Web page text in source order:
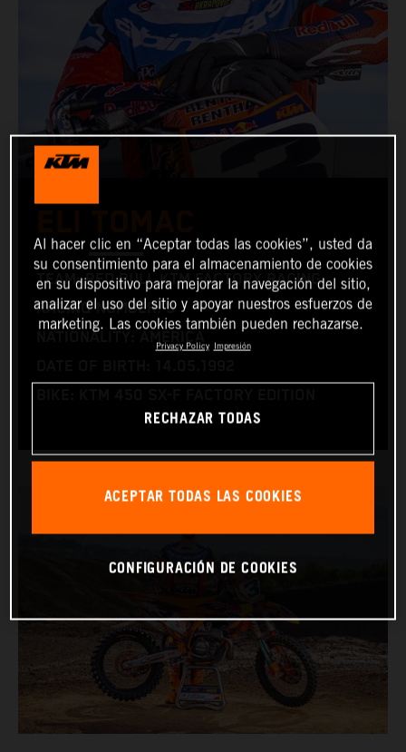
TEAM: RED BULL KTM FACTORY RACING
RACING NUMBER: 3
NATIONALITY: AMERICA
Al hacer clic en “Aceptar todas las cookies”, usted da
su consentimiento para el almacenamiento de cookies
en su dispositivo para mejorar la navegación del sitio,
analizar el uso del sitio y apoyar nuestros esfuerzos de
marketing. Las cookies también pueden rechazarse.
Privacy Policy Impresión
RECHAZAR TODAS
ACEPTAR TODAS LAS COOKIES
CONFIGURACIÓN DE COOKIES